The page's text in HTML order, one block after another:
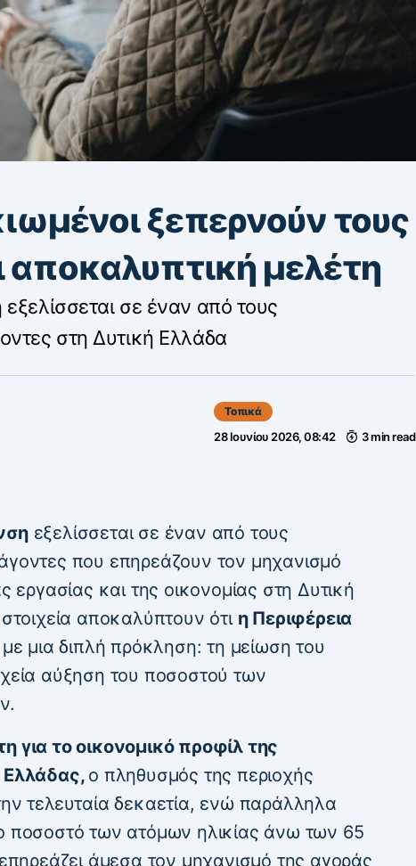
ξεπερνούν τους
αποκαλυπτική μελέτη
σε έναν από τους
στη Δυτική Ελλάδα
Τοπικά
28 Ιουνίου 2026, 08:42 3 min read
εξελίσσεται σε έναν από τους
που επηρεάζουν τον μηχανισμό
εργασίας και της οικονομίας στη Δυτική
αποκαλύπτουν ότι η Περιφέρεια
με μια διπλή πρόκληση: τη μείωση του
αύξηση του ποσοστού των
για το οικονομικό προφίλ της
Ελλάδας, ο πληθυσμός της περιοχής
τελευταία δεκαετία, ενώ παράλληλα
ποσοστό των ατόμων ηλικίας άνω των 65
άμεσα τον μηχανισμό της αγοράς